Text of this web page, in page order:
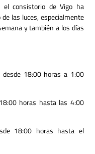
el consistorio de Vigo ha
las luces, especialmente
y también a los días
desde 18:00 horas a 1:00
horas hasta las 4:00
18:00 horas hasta el